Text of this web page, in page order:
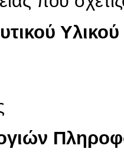
Υλικού